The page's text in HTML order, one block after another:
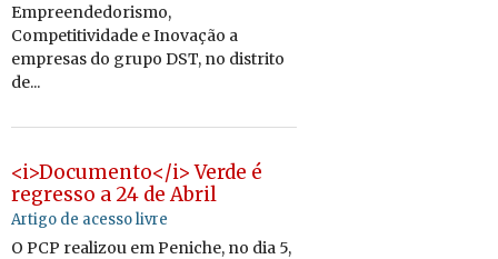
Empreendedorismo,
Competitividade e Inovação a
empresas do grupo DST, no distrito
de...
<i>Documento</i> Verde é
regresso a 24 de Abril
Artigo de acesso livre
O PCP realizou em Peniche, no dia 5,